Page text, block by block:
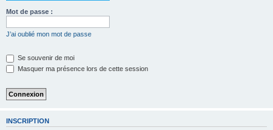
Mot de passe :
J’ai oublié mon mot de passe
Se souvenir de moi
Masquer ma présence lors de cette session
INSCRIPTION